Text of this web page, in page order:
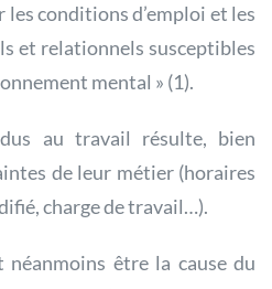
les conditions d’emploi et les
et relationnels susceptibles
mental » (1).
au travail résulte, bien
de leur métier (horaires
charge de travail…).
être la cause du